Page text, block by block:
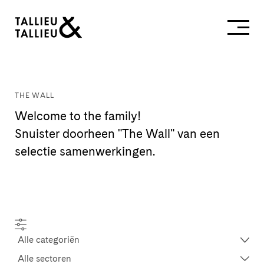
THE WALL
Welcome to the family!
Snuister doorheen "The Wall" van een
selectie samenwerkingen.
Alle categoriën
Alle categoriën
Alle sectoren